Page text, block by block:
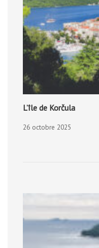
L’île de Korčula
26 octobre 2025